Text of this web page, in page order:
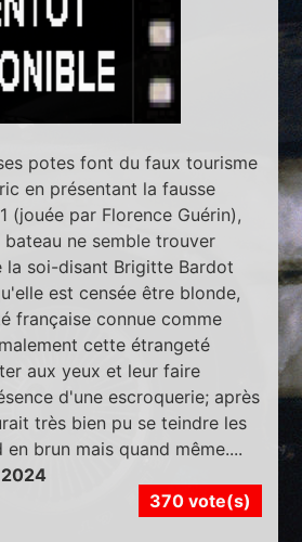
potes font du faux tourisme
en présentant la fausse
(jouée par Florence Guérin),
ne semble trouver
la soi-disant Brigitte Bardot
est censée être blonde,
française connue comme
cette étrangeté
aux yeux et leur faire
d'une escroquerie; après
très bien pu se teindre les
brun mais quand même....
370 vote(s)